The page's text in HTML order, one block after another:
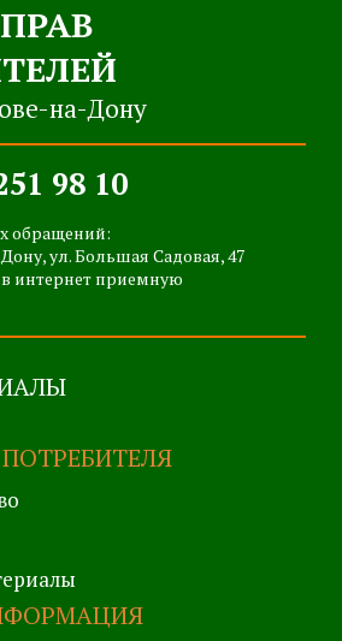
на-Дону
98 10
обращений:
Дону, ул. Большая Садовая, 47
интернет приемную